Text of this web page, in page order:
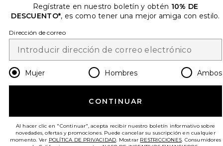
¡AYÚDANOS A MEJORAR!
ATENCIÓN AL CLIENTE
© EMINENT, INC. (UNA EMPRESA DEL GRUPO REVOLVE). SE RESERVA TODOS
Regístrate en nuestro boletín y obtén 10% DE
DESCUENTO*, es como tener una mejor amiga con estilo.
Dirección de correo
Mujer Hombres Ambos
CONTINUAR
Al hacer clic en "Continuar", acepta recibir nuestro boletín informativo sobre
novedades, ofertas y promociones. Puede cancelar su suscripción en cualquier
momento. Ver POLÍTICA DE PRIVACIDAD. Mostrar RESTRICCIONES. Consumidores